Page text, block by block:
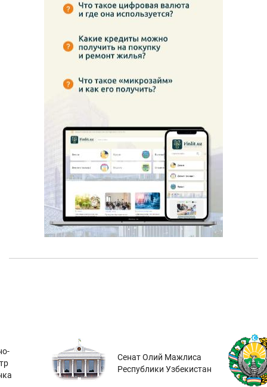
Сенат Олий Мажлиса
Республики Узбекистан